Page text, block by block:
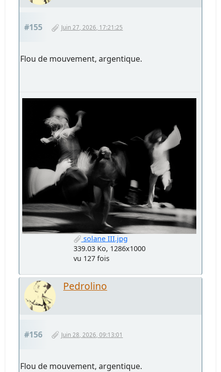
#155 Juin 27, 2026, 17:21:25
Flou de mouvement, argentique.
solane III.jpg
339.03 Ko, 1286x1000
vu 127 fois
Pedrolino
#156 Juin 28, 2026, 09:13:01
Flou de mouvement, argentique.